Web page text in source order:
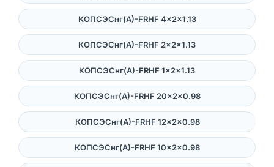
КОПСЭСнг(А)-FRHF 4×2×1.13
КОПСЭСнг(А)-FRHF 2×2×1.13
КОПСЭСнг(А)-FRHF 1×2×1.13
КОПСЭСнг(А)-FRHF 20×2×0.98
КОПСЭСнг(А)-FRHF 12×2×0.98
КОПСЭСнг(А)-FRHF 10×2×0.98